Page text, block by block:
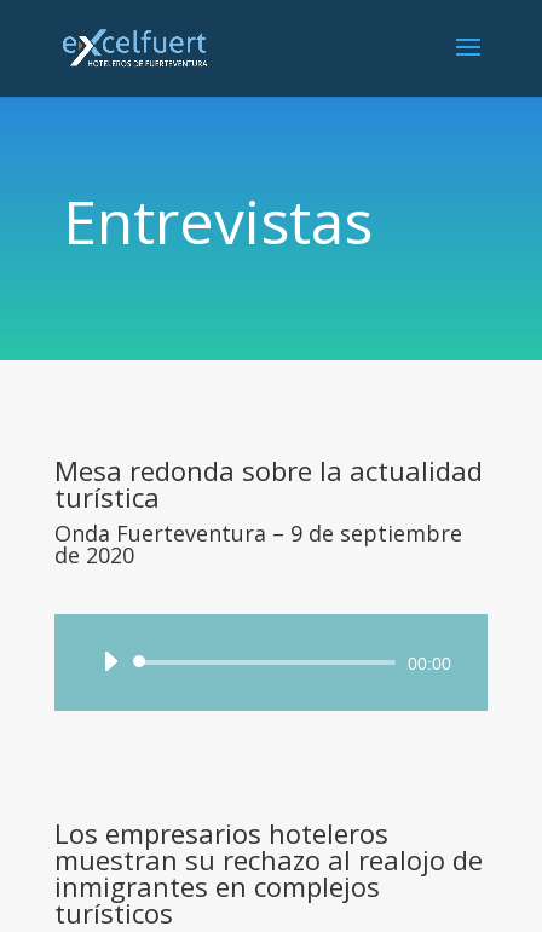
Entrevistas
Mesa redonda sobre la actualidad
turística
Onda Fuerteventura – 9 de septiembre
de 2020
Reproductor
audio
00:00
Los empresarios hoteleros
muestran su rechazo al realojo de
inmigrantes en complejos
turísticos